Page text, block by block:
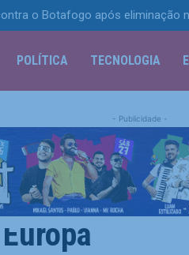
o Botafogo após eliminação
POLÍTICA TECNOLOGIA
- Publicidade -
Jair